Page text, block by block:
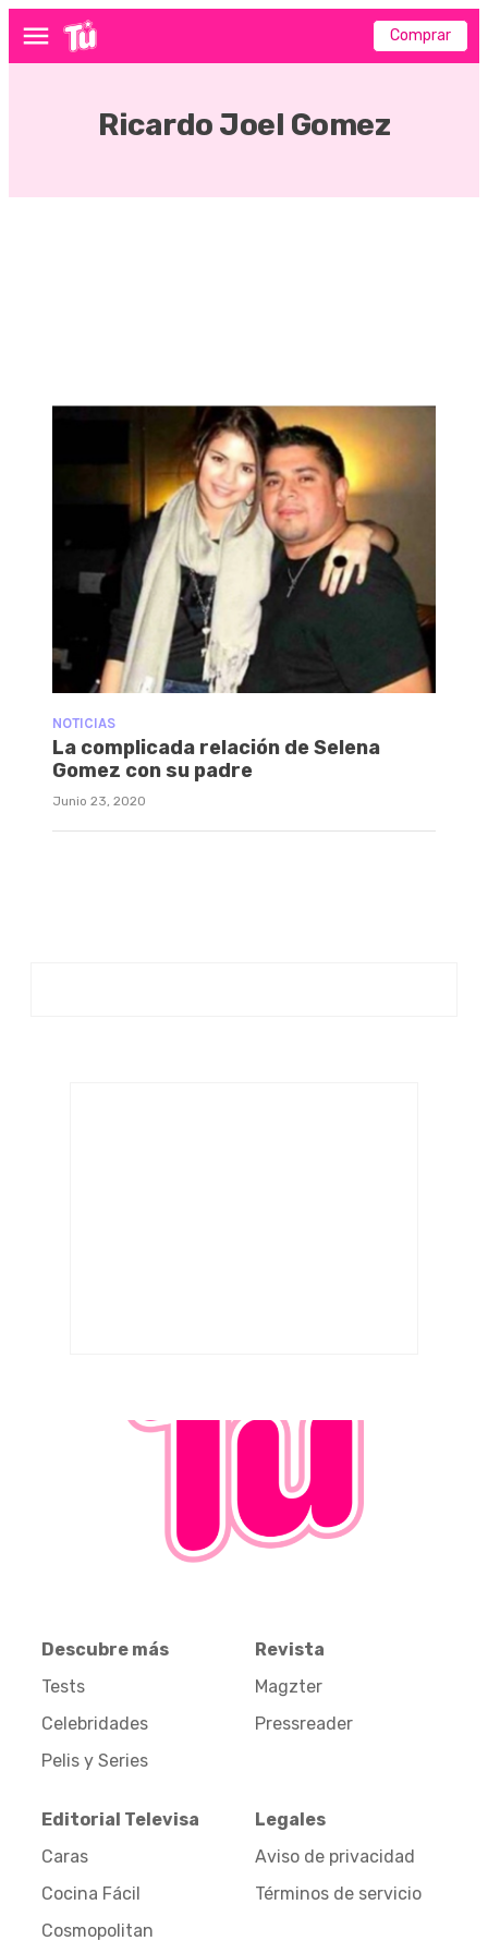
Menú Comprar
Ricardo Joel Gomez
NOTICIAS
La complicada relación de Selena
Gomez con su padre
Junio 23, 2020
Descubre más
Tests
Celebridades
Pelis y Series
Revista
Magzter
Pressreader
Editorial Televisa
Caras
Cocina Fácil
Cosmopolitan
Legales
Aviso de privacidad
Términos de servicio